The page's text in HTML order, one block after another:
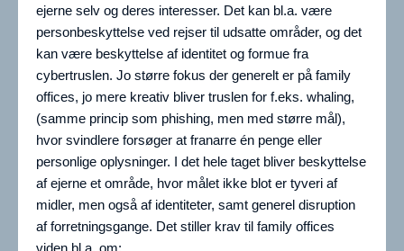
ejerne selv og deres interesser. Det kan bl.a. være
personbeskyttelse ved rejser til udsatte områder, og det
kan være beskyttelse af identitet og formue fra
cybertruslen. Jo større fokus der generelt er på family
offices, jo mere kreativ bliver truslen for f.eks. whaling,
(samme princip som phishing, men med større mål),
hvor svindlere forsøger at franarre én penge eller
personlige oplysninger. I det hele taget bliver beskyttelse
af ejerne et område, hvor målet ikke blot er tyveri af
midler, men også af identiteter, samt generel disruption
af forretningsgange. Det stiller krav til family offices